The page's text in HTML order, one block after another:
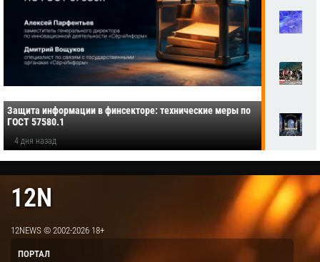
Защита информации в финсекторе: технические меры по
ГОСТ 57580.1
4 дня назад
12N
12NEWS © 2002-2026 18+
ПОРТАЛ